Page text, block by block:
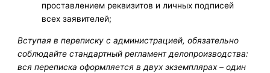
проставлением реквизитов и личных подписей
всех заявителей;
Вступая в переписку с администрацией, обязательно
соблюдайте стандартный регламент делопроизводства:
вся переписка оформляется в двух экземплярах – один